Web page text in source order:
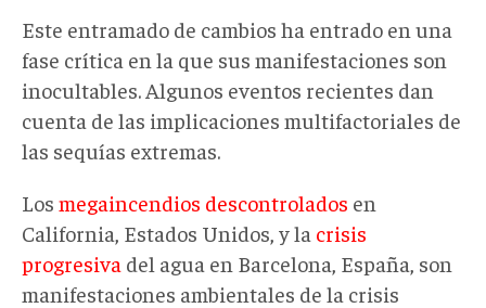
Este entramado de cambios ha entrado en una
fase crítica en la que sus manifestaciones son
inocultables. Algunos eventos recientes dan
cuenta de las implicaciones multifactoriales de
las sequías extremas.
Los megaincendios descontrolados en
California, Estados Unidos, y la crisis
progresiva del agua en Barcelona, España, son
manifestaciones ambientales de la crisis